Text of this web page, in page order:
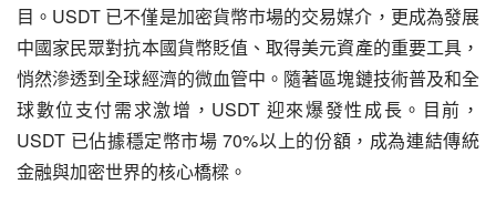
目。USDT 已不僅是加密貨幣市場的交易媒介，更成為發展
中國家民眾對抗本國貨幣貶值、取得美元資產的重要工具，
悄然滲透到全球經濟的微血管中。隨著區塊鏈技術普及和全
球數位支付需求激增，USDT 迎來爆發性成長。目前，
USDT 已佔據穩定幣市場 70%以上的份額，成為連結傳統
金融與加密世界的核心橋樑。